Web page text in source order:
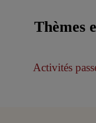
Thèmes
Activités